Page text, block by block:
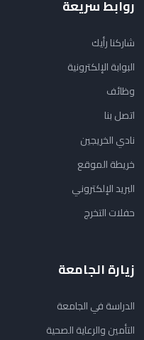
روابط سريعة
شاركنا رأيك
البوابة الإلكترونية
وظائف
اتصل بنا
نادي الخريجين
خريطة الموقع
البريد الإلكتروني
حفلات التخرج
زيارة الجامعة
الدراسة في الجامعة
التأمين والرعاية الصحية